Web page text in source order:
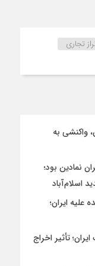
تجاری
واکنشی به
نمادین بود؛
اسلام‌آباد
علیه ایران؛
تأثیر اخراج